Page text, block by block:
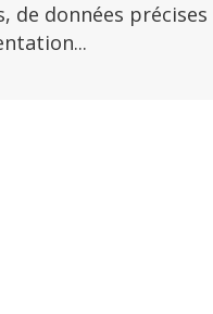
de données précises